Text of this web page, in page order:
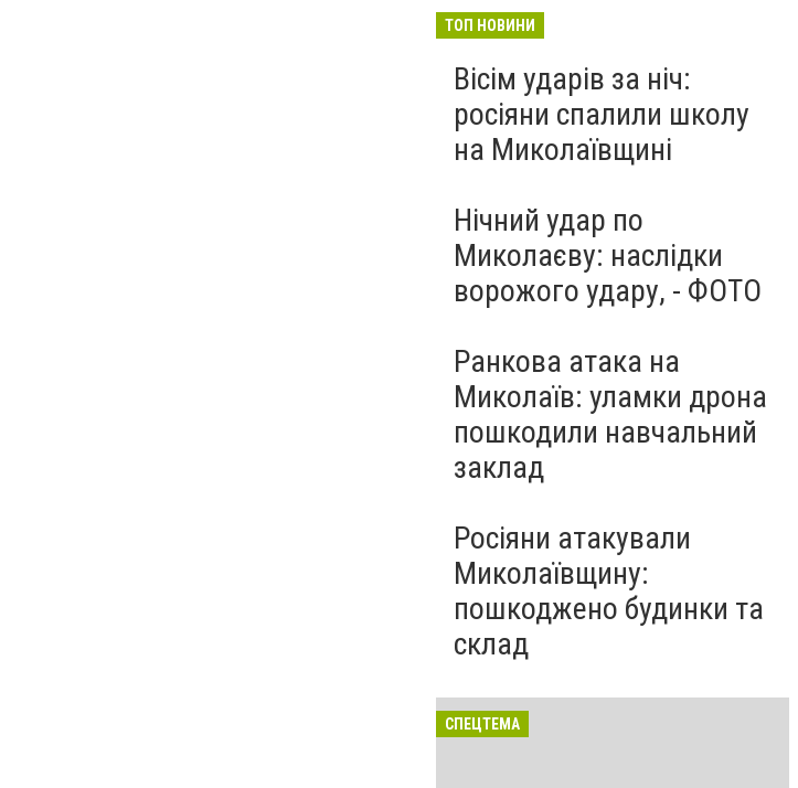
Миколаєві 2026: шукаємо
перезавантаження
ПАРТНЕРСЬКИЙ СПЕЦПРОЄКТ
Вчора
ТОП НОВИНИ
Вісім ударів за ніч:
росіяни спалили школу
на Миколаївщині
Нічний удар по
Миколаєву: наслідки
ворожого удару, - ФОТО
Ранкова атака на
Миколаїв: уламки дрона
пошкодили навчальний
заклад
Росіяни атакували
Миколаївщину:
пошкоджено будинки та
склад
СПЕЦТЕМА